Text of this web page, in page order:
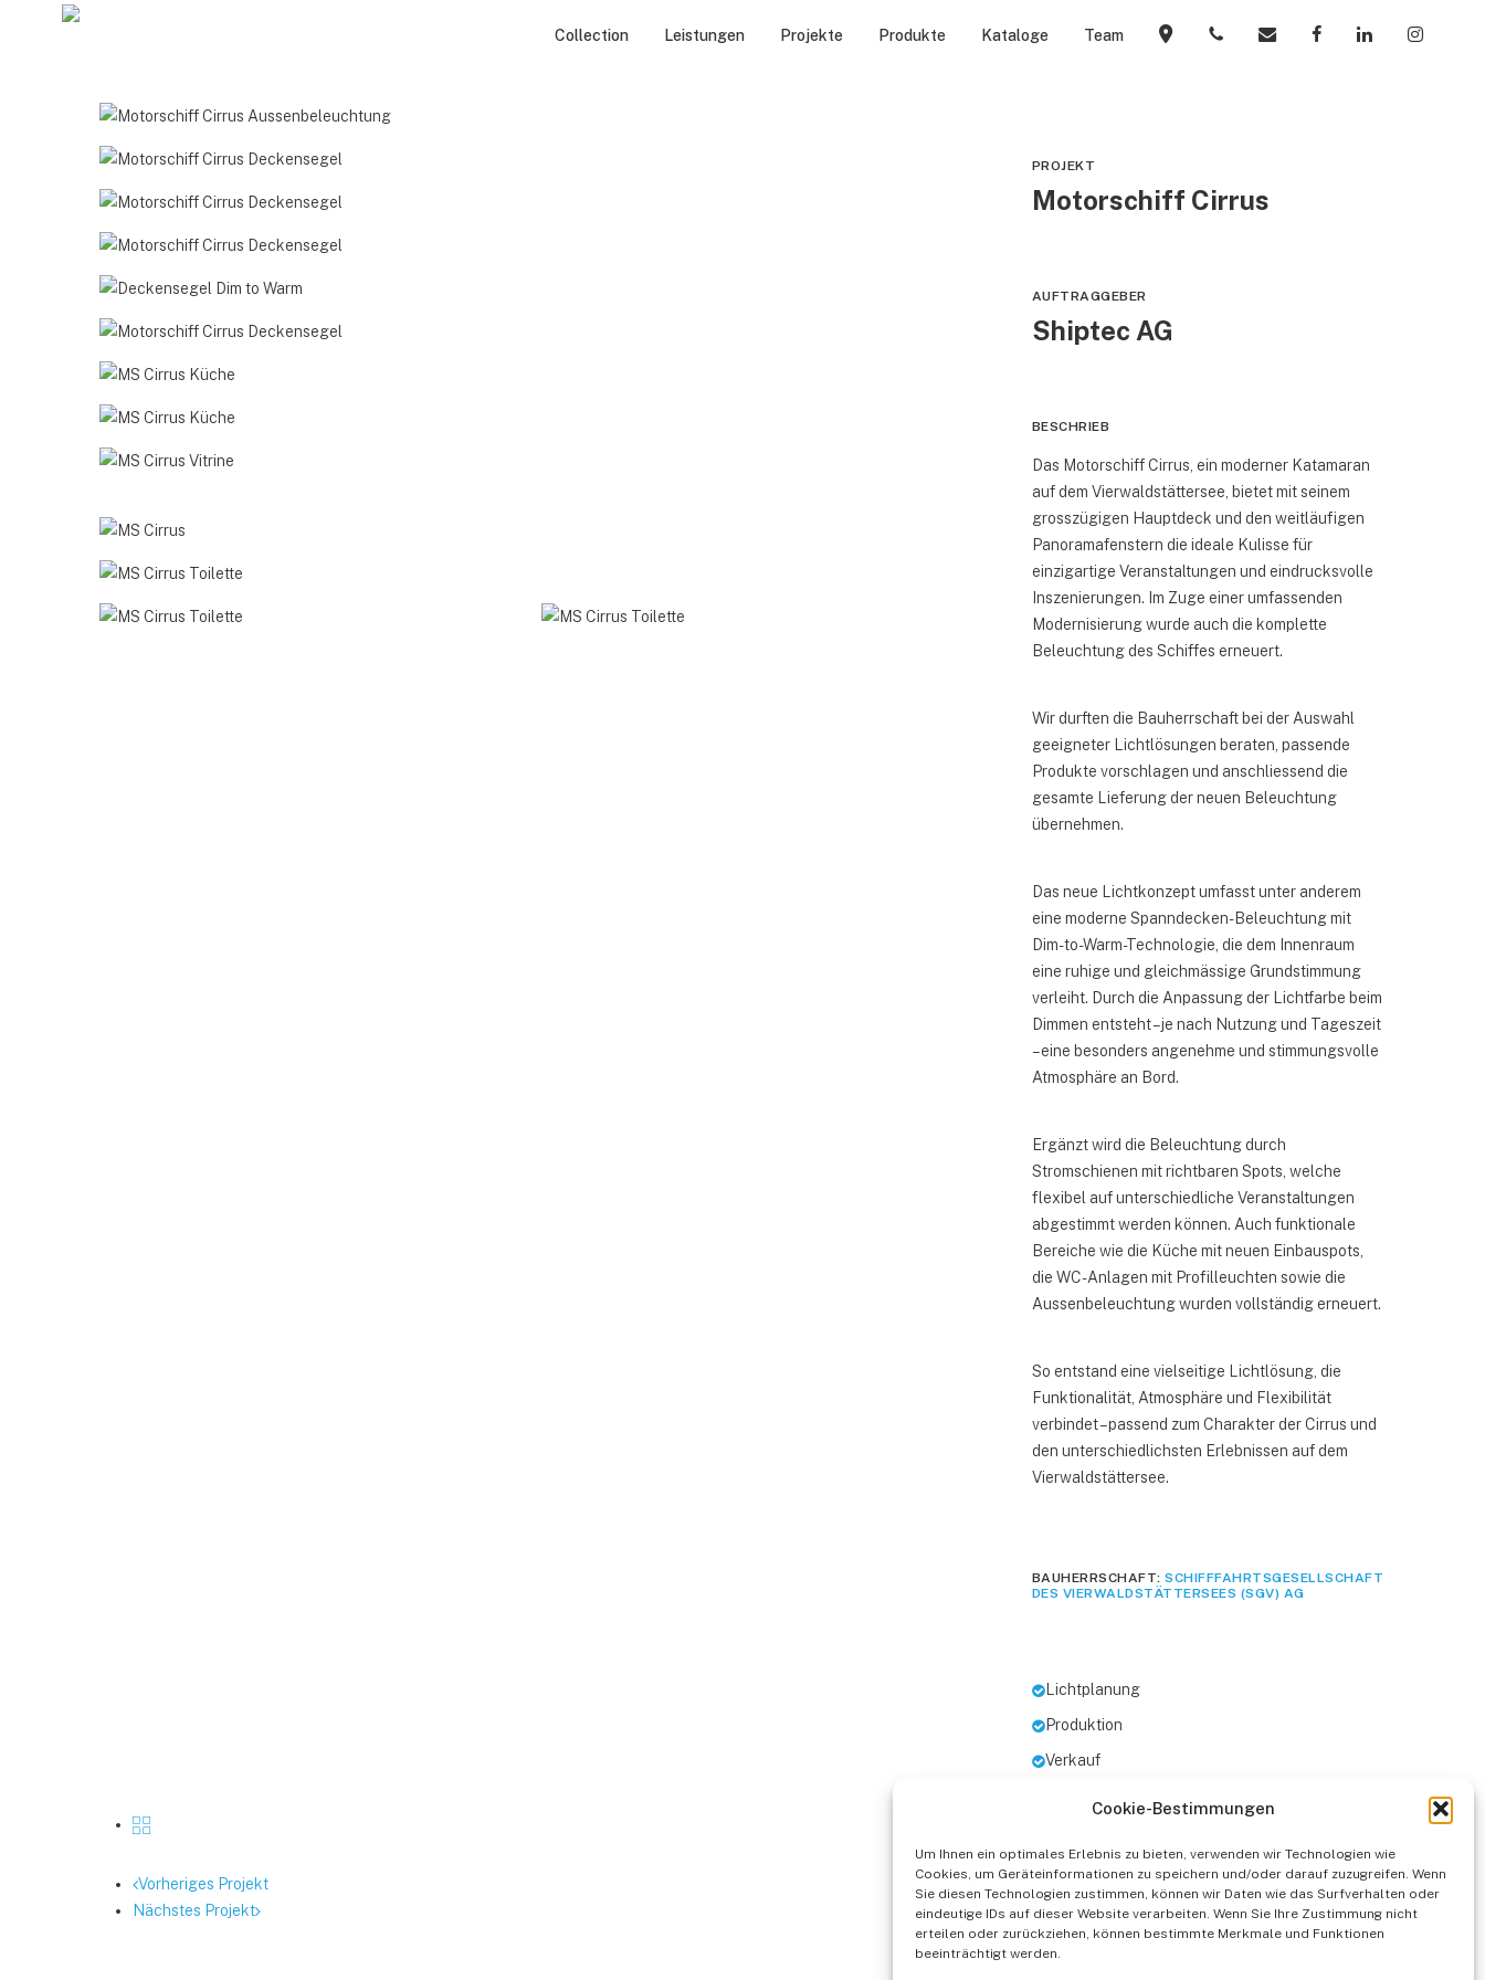
Cookie-Bestimmungen
Um Ihnen ein optimales Erlebnis zu bieten, verwenden wir Technologien wie
Cookies, um Geräteinformationen zu speichern und/oder darauf zuzugreifen. Wenn
Sie diesen Technologien zustimmen, können wir Daten wie das Surfverhalten oder
eindeutige IDs auf dieser Website verarbeiten. Wenn Sie Ihre Zustimmung nicht
erteilen oder zurückziehen, können bestimmte Merkmale und Funktionen
beeinträchtigt werden.
Collection Leistungen Projekte Produkte Kataloge Team Kontakt Telefon FacebookLinkedin
Motorschiff
Aussenbeleuchtung
Motorschiff
Deckensegel
Motorschiff
Deckensegel
Motorschiff
Deckensegel
Deckensegel
to
Warm
Motorschiff
Deckensegel
MS
Küche
MS
Cirrus
MS-
15-
WEB
MS
MS
PROJEKT
Motorschiff Cirrus
AUFTRAGGEBER
Shiptec AG
BESCHRIEB
Das Motorschiff Cirrus, ein moderner Katamaran
auf dem Vierwaldstättersee, bietet mit seinem
grosszügigen Hauptdeck und den weitläufigen
Panoramafenstern die ideale Kulisse für
einzigartige Veranstaltungen und eindrucksvolle
Inszenierungen. Im Zuge einer umfassenden
Modernisierung wurde auch die komplette
Beleuchtung des Schiffes erneuert.
Wir durften die Bauherrschaft bei der Auswahl
geeigneter Lichtlösungen beraten, passende
Produkte vorschlagen und anschliessend die
gesamte Lieferung der neuen Beleuchtung
übernehmen.
Das neue Lichtkonzept umfasst unter anderem
eine moderne Spanndecken-Beleuchtung mit
Dim-to-Warm-Technologie, die dem Innenraum
eine ruhige und gleichmässige Grundstimmung
verleiht. Durch die Anpassung der Lichtfarbe beim
Dimmen entsteht – je nach Nutzung und Tageszeit
– eine besonders angenehme und stimmungsvolle
Atmosphäre an Bord.
Ergänzt wird die Beleuchtung durch
Stromschienen mit richtbaren Spots, welche
flexibel auf unterschiedliche Veranstaltungen
abgestimmt werden können. Auch funktionale
Bereiche wie die Küche mit neuen Einbauspots,
die WC-Anlagen mit Profilleuchten sowie die
Aussenbeleuchtung wurden vollständig erneuert.
So entstand eine vielseitige Lichtlösung, die
Funktionalität, Atmosphäre und Flexibilität
verbindet – passend zum Charakter der Cirrus und
den unterschiedlichsten Erlebnissen auf dem
Vierwaldstättersee.
BAUHERRSCHAFT:SCHIFFFAHRTSGESELLSCHAFT
DES VIERWALDSTÄTTERSEES (SGV) AG
Lichtplanung
Produktion
Verkauf
Vorheriges Projekt
Nächstes Projekt